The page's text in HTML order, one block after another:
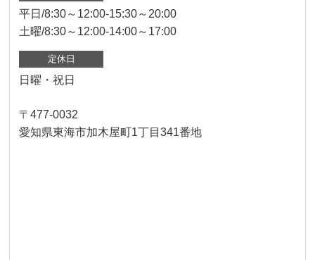
平日/8:30～12:00-15:30～20:00
土曜/8:30～12:00-14:00～17:00
定休日
日曜・祝日
〒477-0032
愛知県東海市加木屋町1丁目341番地